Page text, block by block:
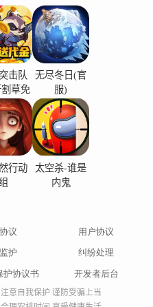
击队
草免
版)
无尽冬日(官
服)
行动
太空杀-谁是
内鬼
议
用户协议
护
纠纷处理
护协议书 开发者后台
意自我保护 谨防受骗上当